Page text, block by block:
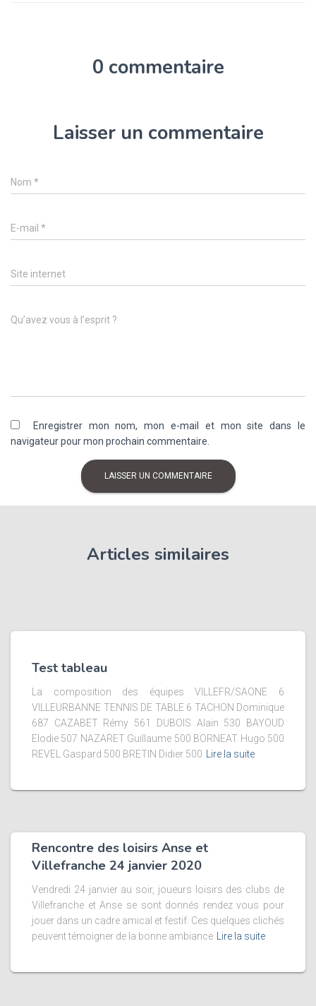
0 commentaire
Laisser un commentaire
Nom *
E-mail *
Site internet
Qu’avez vous à l’esprit ?
Enregistrer mon nom, mon e-mail et mon site dans le
navigateur pour mon prochain commentaire.
Articles similaires
Test tableau
La composition des équipes VILLEFR/SAONE 6
VILLEURBANNE TENNIS DE TABLE 6 TACHON Dominique
687 CAZABET Rémy 561 DUBOIS Alain 530 BAYOUD
Elodie 507 NAZARET Guillaume 500 BORNEAT Hugo 500
REVEL Gaspard 500 BRETIN Didier 500
Lire la suite
Rencontre des loisirs Anse et
Villefranche 24 janvier 2020
Vendredi 24 janvier au soir, joueurs loisirs des clubs de
Villefranche et Anse se sont donnés rendez vous pour
jouer dans un cadre amical et festif. Ces quelques clichés
peuvent témoigner de la bonne ambiance
Lire la suite